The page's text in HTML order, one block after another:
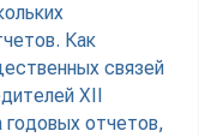
Как
связей
XII
годовых отчетов,